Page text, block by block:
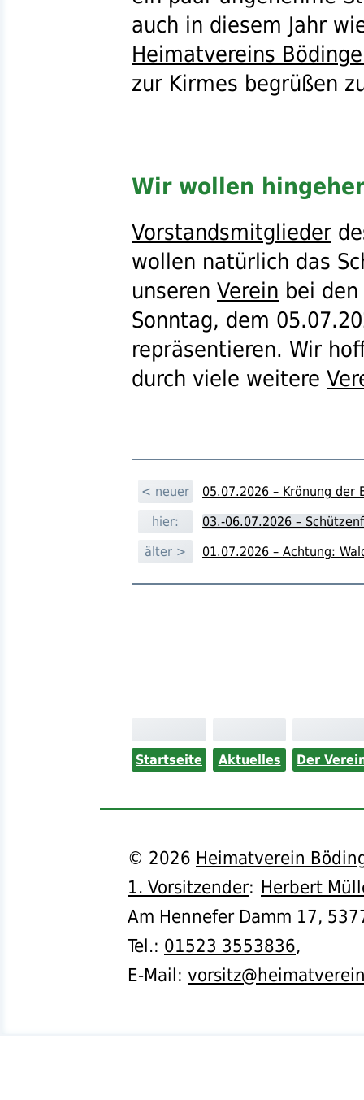
auch in diesem Jahr
Heimatvereins
zur Kirmes begrüßen
Wir wollen
Vorstandsmitglieder
wollen natürlich das
unseren Verein bei
Sonntag, dem
repräsentieren. Wir
durch viele weitere
< neuer
05.07.2026 – Krönung der
hier:
03.-06.07.2026 –
älter >
01.07.2026 – Achtung:
Startseite Aktuelles Der
© 2026 Heimatverein
1. Vorsitzender: Herbert
Am Hennefer Damm 17,
Tel.: 01523 3553836,
E-Mail: